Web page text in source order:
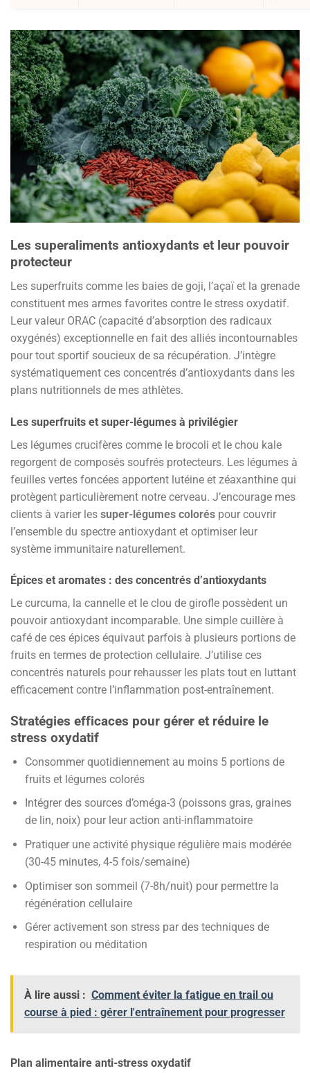
Les superaliments antioxydants et leur pouvoir
protecteur
Les superfruits comme les baies de goji, l’açaï et la grenade
constituent mes armes favorites contre le stress oxydatif.
Leur valeur ORAC (capacité d’absorption des radicaux
oxygénés) exceptionnelle en fait des alliés incontournables
pour tout sportif soucieux de sa récupération. J’intègre
systématiquement ces concentrés d’antioxydants dans les
plans nutritionnels de mes athlètes.
Les superfruits et super-légumes à privilégier
Les légumes crucifères comme le brocoli et le chou kale
regorgent de composés soufrés protecteurs. Les légumes à
feuilles vertes foncées apportent lutéine et zéaxanthine qui
protègent particulièrement notre cerveau. J’encourage mes
clients à varier les super-légumes colorés pour couvrir
l’ensemble du spectre antioxydant et optimiser leur
système immunitaire naturellement.
Épices et aromates : des concentrés d’antioxydants
Le curcuma, la cannelle et le clou de girofle possèdent un
pouvoir antioxydant incomparable. Une simple cuillère à
café de ces épices équivaut parfois à plusieurs portions de
fruits en termes de protection cellulaire. J’utilise ces
concentrés naturels pour rehausser les plats tout en luttant
efficacement contre l’inflammation post-entraînement.
Stratégies efficaces pour gérer et réduire le
stress oxydatif
Consommer quotidiennement au moins 5 portions de
fruits et légumes colorés
Intégrer des sources d’oméga-3 (poissons gras, graines
de lin, noix) pour leur action anti-inflammatoire
Pratiquer une activité physique régulière mais modérée
(30-45 minutes, 4-5 fois/semaine)
Optimiser son sommeil (7-8h/nuit) pour permettre la
régénération cellulaire
Gérer activement son stress par des techniques de
respiration ou méditation
À lire aussi : Comment éviter la fatigue en trail ou
course à pied : gérer l'entraînement pour progresser
Plan alimentaire anti-stress oxydatif